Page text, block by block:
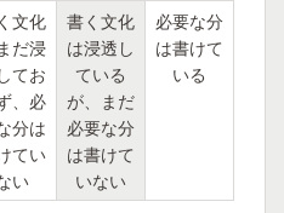
文化
だ浸
てお
、必
分は
てい
い
書く文化
は浸透し
ている
が、まだ
必要な分
は書けて
いない
必要な分
は書けて
いる